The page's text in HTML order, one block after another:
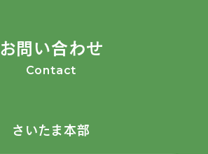
お問い合わせ
Contact
さいたま本部